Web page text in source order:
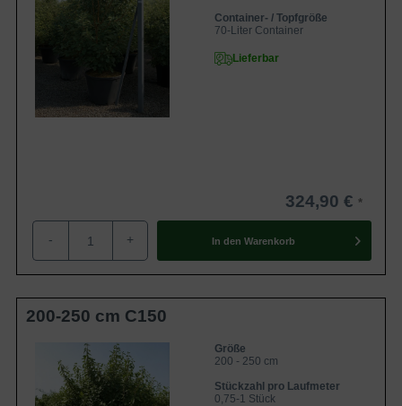
Container- / Topfgröße
70-Liter Container
Lieferbar
324,90 €
- + In den Warenkorb
200-250 cm C150
Größe
200 - 250 cm
Stückzahl pro Laufmeter
0,75-1 Stück